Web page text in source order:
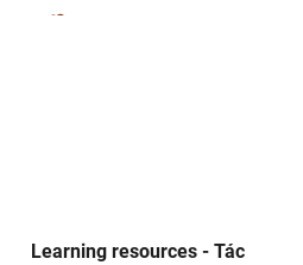
Learning resources - Tác